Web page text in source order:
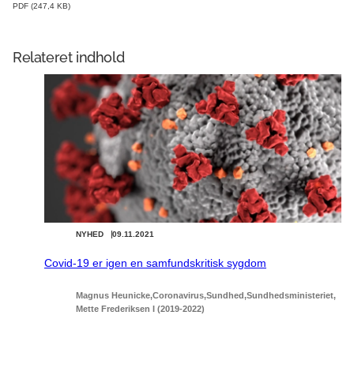
PDF 247,4 KB
Relateret indhold
09.11.2021
NYHED
Covid-19 er igen en samfundskritisk sygdom
Magnus Heunicke Coronavirus Sundhed Sundhedsministeriet
Mette Frederiksen I (2019-2022)